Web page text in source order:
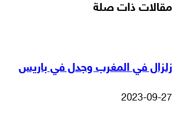
مقالات ذات صلة
زلزال في المغرب وجدل في باريس
2023-09-27